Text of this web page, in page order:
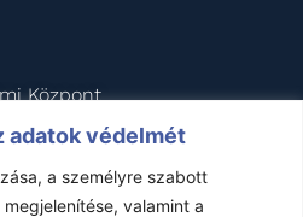
adatok védelmét
a személyre szabott
valamint a
Központ